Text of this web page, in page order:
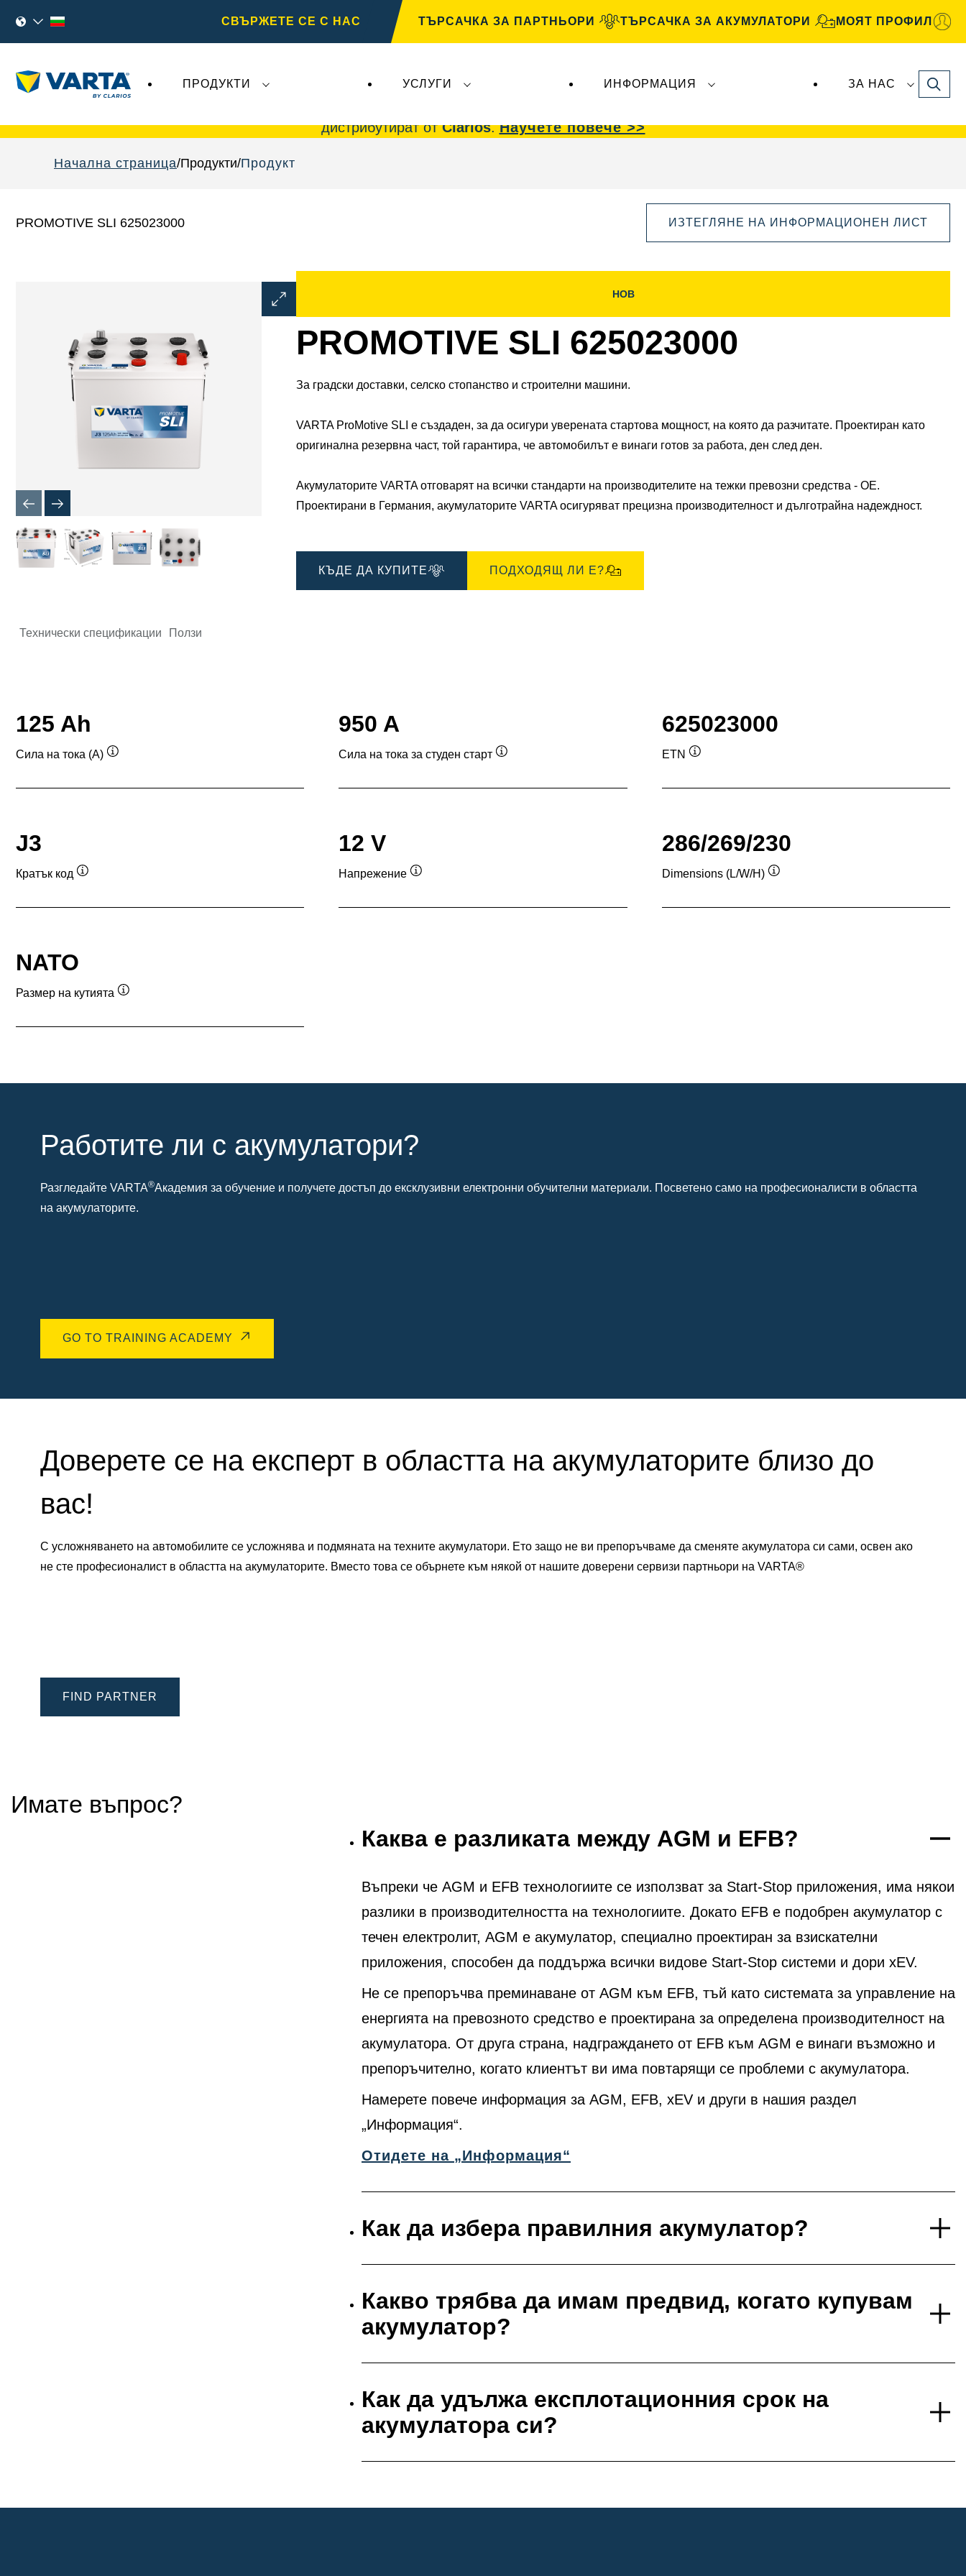
СВЪРЖЕТЕ СЕ С НАС ТЪРСАЧКА ЗА ПАРТНЬОРИ ТЪРСАЧКА ЗА АКУМУЛАТОРИ МОЯТ ПРОФИЛ
ПРОДУКТИ УСЛУГИ ИНФОРМАЦИЯ ЗА НАС Search
дистрибутират отClarios.Научете повече >>
Начална страница Продукти Продукт
PROMOTIVE SLI 625023000 ИЗТЕГЛЯНЕ НА ИНФОРМАЦИОНЕН ЛИСТ
Отваряне
на
прозорец
прозорец
НОВ
PROMOTIVE SLI 625023000
За градски доставки, селско стопанство и строителни машини.
VARTA ProMotive SLI е създаден, за да осигури уверената стартова мощност, на която да разчитате. Проектиран като
оригинална резервна част, той гарантира, че автомобилът е винаги готов за работа, ден след ден.​
​Акумулаторите VARTA отговарят на всички стандарти на производителите на тежки превозни средства - OE.​
Проектирани в Германия, акумулаторите VARTA осигуряват прецизна производителност и дълготрайна надеждност.
КЪДЕ ДА КУПИТЕ ПОДХОДЯЩ ЛИ Е?
Технически спецификации Ползи
125 Ah
Сила на тока (A)
950 A
Сила на тока за студен старт
625023000
ETN
J3
Кратък код
12 V
Напрежение
286/269/230
Dimensions (L/W/H)
NATO
Размер на кутията
Работите ли с акумулатори?
Разгледайте VARTA®Академия за обучение и получете достъп до ексклузивни електронни обучителни материали. Посветено само на професионалисти в областта
на акумулаторите.
GO TO TRAINING ACADEMY
Доверете се на експерт в областта на акумулаторите близо до
вас!
С усложняването на автомобилите се усложнява и подмяната на техните акумулатори. Ето защо не ви препоръчваме да сменяте акумулатора си сами, освен ако
не сте професионалист в областта на акумулаторите. Вместо това се обърнете към някой от нашите доверени сервизи партньори на VARTA®
FIND PARTNER
Имате въпрос?
Каква е разликата между AGM и EFB?
Въпреки че AGM и EFB технологиите се използват за Start-Stop приложения, има някои
разлики в производителността на технологиите. Докато EFB е подобрен акумулатор с
течен електролит, AGM е акумулатор, специално проектиран за взискателни
приложения, способен да поддържа всички видове Start-Stop системи и дори xEV.
Не се препоръчва преминаване от AGM към EFB, тъй като системата за управление на
енергията на превозното средство е проектирана за определена производителност на
акумулатора. От друга страна, надграждането от EFB към AGM е винаги възможно и
препоръчително, когато клиентът ви има повтарящи се проблеми с акумулатора.
Намерете повече информация за AGM, EFB, xEV и други в нашия раздел
„Информация“.
Отидете на „Информация“
Как да избера правилния акумулатор?
Какво трябва да имам предвид, когато купувам
акумулатор?
Как да удължа експлотационния срок на
акумулатора си?